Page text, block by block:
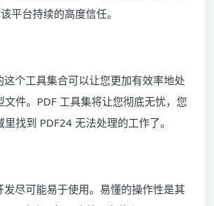
平台持续的高度信任。
这个工具集合可以让您更加有效率地处
文件。PDF 工具集将让您彻底无忧，您
找到 PDF24 无法处理的工作了。
发尽可能易于使用。易懂的操作性是其